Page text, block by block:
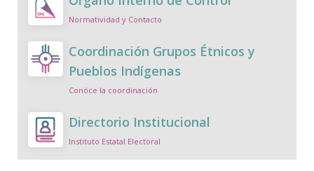
Normatividad y Contacto
Coordinación Grupos Étnicos y
Pueblos Indígenas
Conóce la coordinación
Directorio Institucional
Instituto Estatal Electoral